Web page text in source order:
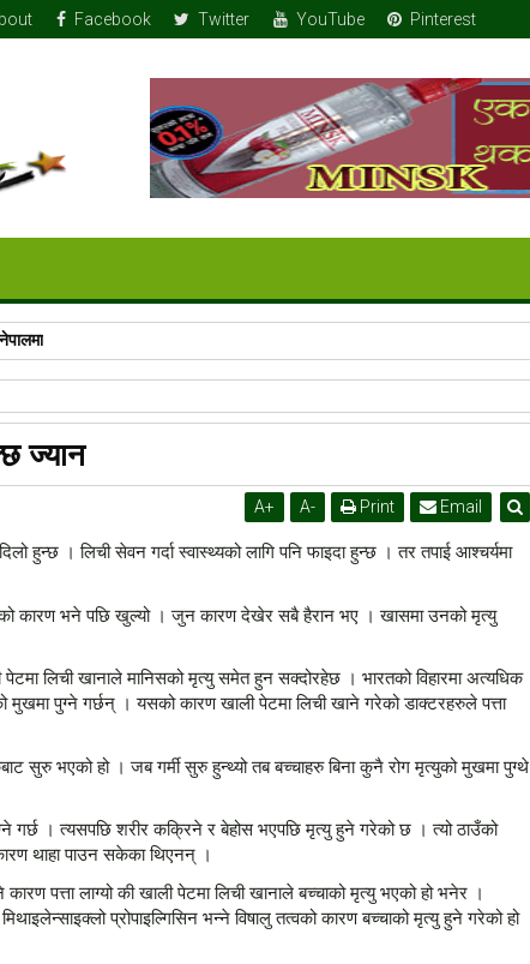
Facebook Twitter YouTube Pinterest
ज्यान
A+ A- Print Email
हुन्छ । लिची सेवन गर्दा स्वास्थ्यको लागि पनि फाइदा हुन्छ । तर तपाई आश्चर्यमा
कारण भने पछि खुल्यो । जुन कारण देखेर सबै हैरान भए । खासमा उनको मृत्यु
पेटमा लिची खानाले मानिसको मृत्यु समेत हुन सक्दोरहेछ । भारतको विहारमा अत्यधिक
मुखमा पुग्ने गर्छन् । यसको कारण खाली पेटमा लिची खाने गरेको डाक्टरहरुले पत्ता
सुरु भएको हो । जब गर्मी सुरु हुन्थ्यो तब बच्चाहरु बिना कुनै रोग मृत्युको मुखमा पुग्थे
गर्छ । त्यसपछि शरीर कक्रिने र बेहोस भएपछि मृत्यु हुने गरेको छ । त्यो ठाउँको
थाहा पाउन सकेका थिएनन् ।
पत्ता लाग्यो की खाली पेटमा लिची खानाले बच्चाको मृत्यु भएको हो भनेर ।
प्रोपाइल्गिसिन भन्ने विषालु तत्वको कारण बच्चाको मृत्यु हुने गरेको हो